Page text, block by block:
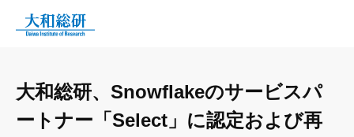
大和総研、Snowflakeのサービスパ
ートナー「Select」に認定および再